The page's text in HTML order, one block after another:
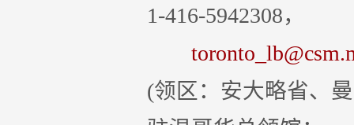
1-416-5942308，
(领区：安大略省、曼